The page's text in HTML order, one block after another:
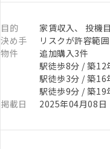
目的
家賃収入、 投機
決め手
リスクが許容範
物件
追加購入3件
駅徒歩8分 / 築12
駅徒歩3分 / 築16
駅徒歩9分 / 築19
掲載日
2025年04月08日